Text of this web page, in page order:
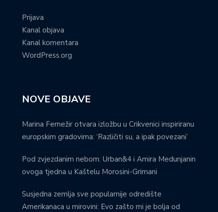
Prijava
Kanal objava
Kanal komentara
WordPress.org
NOVE OBJAVE
Marina Fernežir otvara izložbu u Crikvenici inspiriranu
europskim gradovima: ‘Različiti su, a ipak povezani’
Pod zvjezdanim nebom: Urban&4 i Amira Medunjanin
ovoga tjedna u Kaštelu Morosini-Grimani
Susjedna zemlja sve popularnije odredište
Amerikanaca u mirovini: Evo zašto mi je bolja od